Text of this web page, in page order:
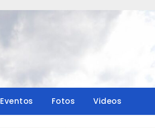
Eventos Fotos Videos